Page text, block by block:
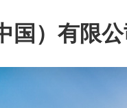
国）有限